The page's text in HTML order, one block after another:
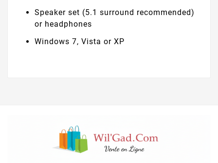
Speaker set (5.1 surround recommended)
or headphones
Windows 7, Vista or XP